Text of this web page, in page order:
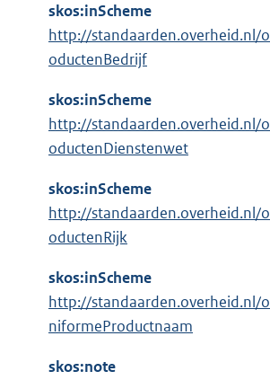
n
k
:
skos:inScheme
http://standaarden.overheid.nl/
oductenBedrijf
skos:inScheme
http://standaarden.overheid.nl/
oductenDienstenwet
skos:inScheme
http://standaarden.overheid.nl/
oductenRijk
skos:inScheme
http://standaarden.overheid.nl/
niformeProductnaam
skos:note